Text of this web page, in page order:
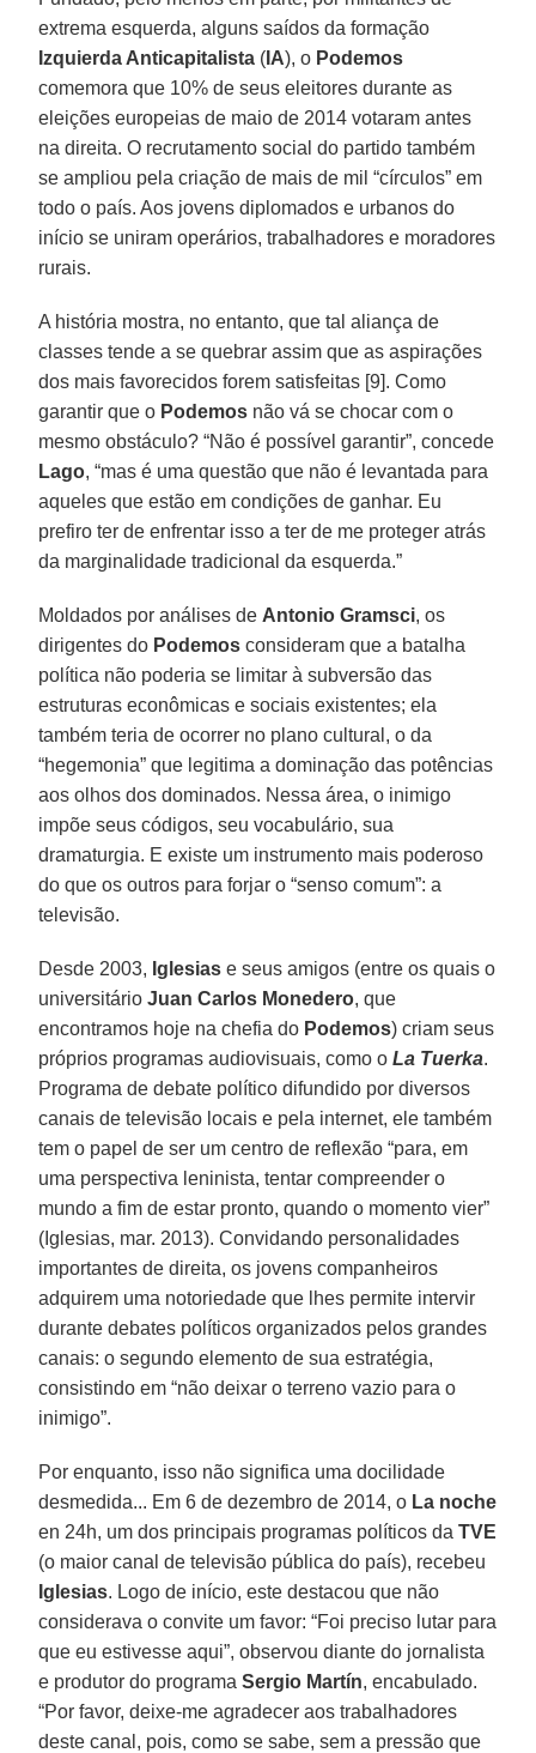
extrema esquerda, alguns saídos da formação
Izquierda Anticapitalista ( IA), o Podemos
comemora que 10% de seus eleitores durante as
eleições europeias de maio de 2014 votaram antes
na direita. O recrutamento social do partido também
se ampliou pela criação de mais de mil “círculos” em
todo o país. Aos jovens diplomados e urbanos do
início se uniram operários, trabalhadores e moradores
rurais.
A história mostra, no entanto, que tal aliança de
classes tende a se quebrar assim que as aspirações
dos mais favorecidos forem satisfeitas [9]. Como
garantir que o Podemos não vá se chocar com o
mesmo obstáculo? “Não é possível garantir”, concede
Lago, “mas é uma questão que não é levantada para
aqueles que estão em condições de ganhar. Eu
prefiro ter de enfrentar isso a ter de me proteger atrás
da marginalidade tradicional da esquerda.”
Moldados por análises de Antonio Gramsci, os
dirigentes do Podemos consideram que a batalha
política não poderia se limitar à subversão das
estruturas econômicas e sociais existentes; ela
também teria de ocorrer no plano cultural, o da
“hegemonia” que legitima a dominação das potências
aos olhos dos dominados. Nessa área, o inimigo
impõe seus códigos, seu vocabulário, sua
dramaturgia. E existe um instrumento mais poderoso
do que os outros para forjar o “senso comum”: a
televisão.
Desde 2003, Iglesias e seus amigos (entre os quais o
universitárioJuan Carlos Monedero, que
encontramos hoje na chefia do Podemos) criam seus
próprios programas audiovisuais, como oLa Tuerka.
Programa de debate político difundido por diversos
canais de televisão locais e pela internet, ele também
tem o papel de ser um centro de reflexão “para, em
uma perspectiva leninista, tentar compreender o
mundo a fim de estar pronto, quando o momento vier”
(Iglesias, mar. 2013). Convidando personalidades
importantes de direita, os jovens companheiros
adquirem uma notoriedade que lhes permite intervir
durante debates políticos organizados pelos grandes
canais: o segundo elemento de sua estratégia,
consistindo em “não deixar o terreno vazio para o
inimigo”.
Por enquanto, isso não significa uma docilidade
desmedida... Em 6 de dezembro de 2014, o La noche
en 24h, um dos principais programas políticos daTVE
(o maior canal de televisão pública do país), recebeu
Iglesias. Logo de início, este destacou que não
considerava o convite um favor: “Foi preciso lutar para
que eu estivesse aqui”, observou diante do jornalista
e produtor do programaSergio Martín, encabulado.
“Por favor, deixe-me agradecer aos trabalhadores
deste canal, pois, como se sabe, sem a pressão que